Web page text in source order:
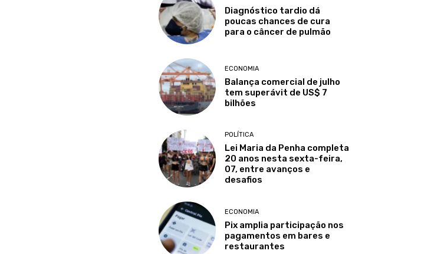
Diagnóstico tardio dá
poucas chances de cura
para o câncer de pulmão
ECONOMIA
Balança comercial de julho
tem superávit de US$ 7
bilhões
POLÍTICA
Lei Maria da Penha completa
20 anos nesta sexta-feira,
07, entre avanços e
desafios
ECONOMIA
Pix amplia participação nos
pagamentos em bares e
restaurantes